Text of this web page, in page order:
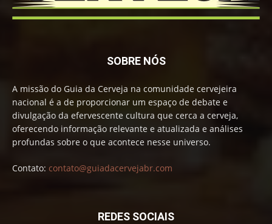
SOBRE NÓS
A missão do Guia da Cerveja na comunidade cervejeira
nacional é a de proporcionar um espaço de debate e
divulgação da efervescente cultura que cerca a cerveja,
oferecendo informação relevante e atualizada e análises
profundas sobre o que acontece nesse universo.
Contato: contato@guiadacervejabr.com
REDES SOCIAIS